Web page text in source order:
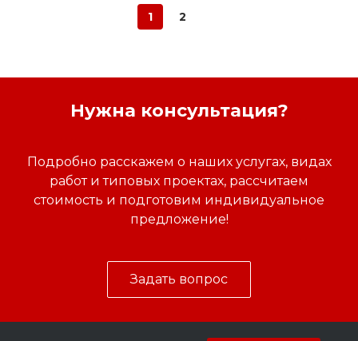
1 2
Нужна консультация?
Подробно расскажем о наших услугах, видах
работ и типовых проектах, рассчитаем
стоимость и подготовим индивидуальное
предложение!
Задать вопрос